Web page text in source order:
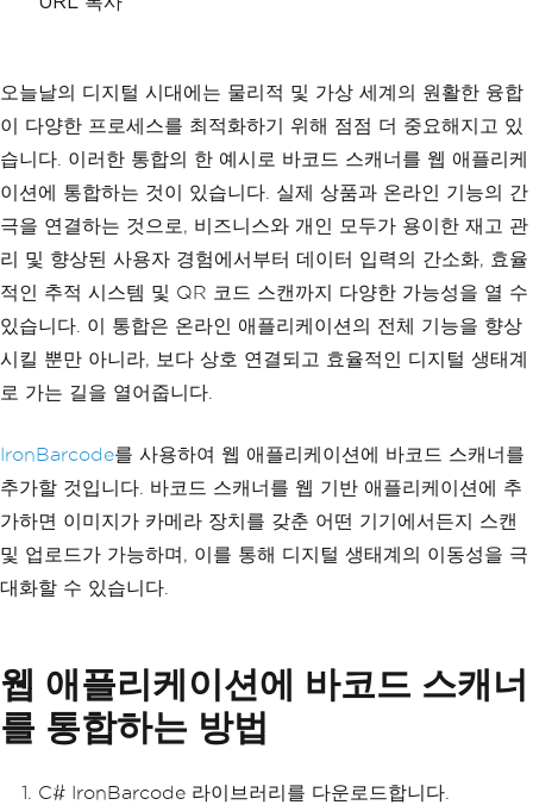
오늘날의 디지털 시대에는 물리적 및 가상 세계의 원활한 융합
이 다양한 프로세스를 최적화하기 위해 점점 더 중요해지고 있
습니다. 이러한 통합의 한 예시로 바코드 스캐너를 웹 애플리케
이션에 통합하는 것이 있습니다. 실제 상품과 온라인 기능의 간
극을 연결하는 것으로, 비즈니스와 개인 모두가 용이한 재고 관
리 및 향상된 사용자 경험에서부터 데이터 입력의 간소화, 효율
적인 추적 시스템 및 QR 코드 스캔까지 다양한 가능성을 열 수
있습니다. 이 통합은 온라인 애플리케이션의 전체 기능을 향상
시킬 뿐만 아니라, 보다 상호 연결되고 효율적인 디지털 생태계
로 가는 길을 열어줍니다.
IronBarcode를 사용하여 웹 애플리케이션에 바코드 스캐너를
추가할 것입니다. 바코드 스캐너를 웹 기반 애플리케이션에 추
가하면 이미지가 카메라 장치를 갖춘 어떤 기기에서든지 스캔
및 업로드가 가능하며, 이를 통해 디지털 생태계의 이동성을 극
대화할 수 있습니다.
웹 애플리케이션에 바코드 스캐너
를 통합하는 방법
C# IronBarcode 라이브러리를 다운로드합니다.